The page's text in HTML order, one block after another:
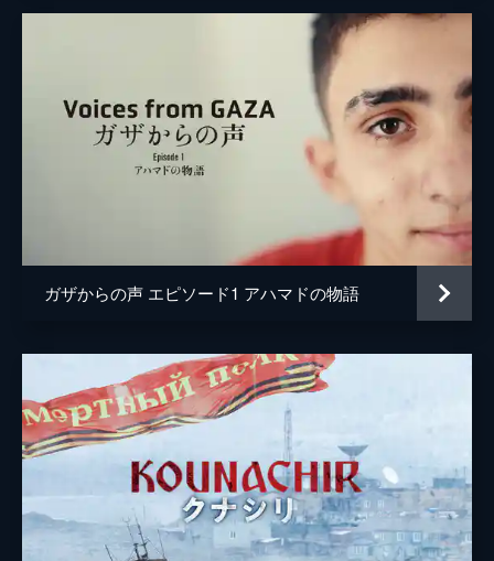
ガザからの声 エピソード1 アハマドの物語